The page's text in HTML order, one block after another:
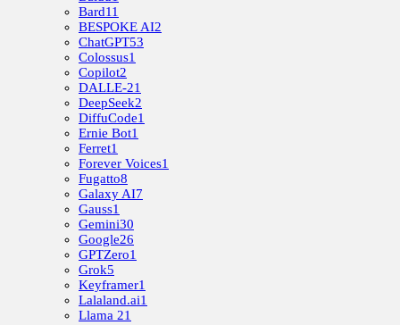
Bard11
BESPOKE AI2
ChatGPT53
Colossus1
Copilot2
DALLE-21
DeepSeek2
DiffuCode1
Ernie Bot1
Ferret1
Forever Voices1
Fugatto8
Galaxy AI7
Gauss1
Gemini30
Google26
GPTZero1
Grok5
Keyframer1
Lalaland.ai1
Llama 21